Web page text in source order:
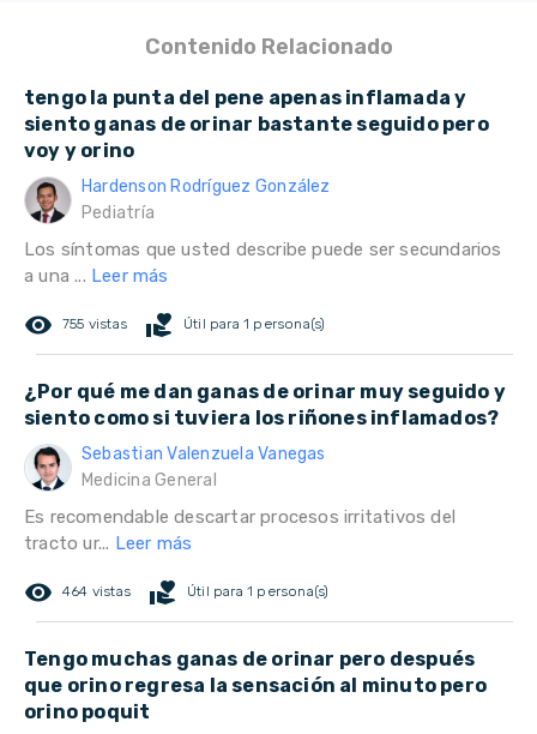
Contenido Relacionado
tengo la punta del pene apenas inflamada y
siento ganas de orinar bastante seguido pero
voy y orino
Hardenson Rodríguez González
Pediatría
Los síntomas que usted describe puede ser secundarios
a una ... Leer más
remove_red_eye 755 vistas volunteer_activism Útil para 1 persona(s)
¿Por qué me dan ganas de orinar muy seguido y
siento como si tuviera los riñones inflamados?
Sebastian Valenzuela Vanegas
Medicina General
Es recomendable descartar procesos irritativos del
tracto ur... Leer más
remove_red_eye 464 vistas volunteer_activism Útil para 1 persona(s)
Tengo muchas ganas de orinar pero después
que orino regresa la sensación al minuto pero
orino poquit